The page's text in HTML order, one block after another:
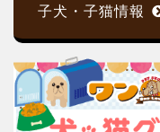
子犬・子猫情報